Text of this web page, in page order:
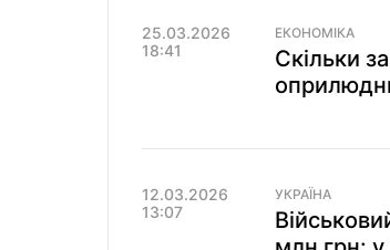
25.03.2026
18:41
ЕКОНОМІКА
Скільки
12.03.2026
13:07
УКРАЇНА